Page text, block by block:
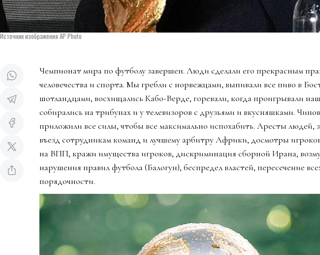
Источник изображения AP Photo
Чемпионат мира по футболу завершен. Люди сделали его прекрасным
человечества и спорта. Мы гребли с норвежцами, выпивали все пиво в
шотландцами, восхищались Кабо-Верде, горевали, когда проигрывали
собирались на трибунах и у телевизоров с друзьями и вкусняшками.
приложили все силы, чтобы все максимально испохабить. Аресты людей,
въезд сотрудникам команд и лучшему арбитру Африки, досмотры
на ВПП, кражи имущества игроков, дискриминация сборной Ирана,
нарушения правил футбола (Балогун), беспредел властей, пересечение
порядочности.